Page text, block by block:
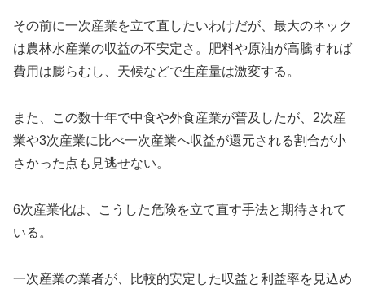
その前に一次産業を立て直したいわけだが、最大のネック
は農林水産業の収益の不安定さ。肥料や原油が高騰すれば
費用は膨らむし、天候などで生産量は激変する。
また、この数十年で中食や外食産業が普及したが、2次産
業や3次産業に比べ一次産業へ収益が還元される割合が小
さかった点も見逃せない。
6次産業化は、こうした危険を立て直す手法と期待されて
いる。
一次産業の業者が、比較的安定した収益と利益率を見込め